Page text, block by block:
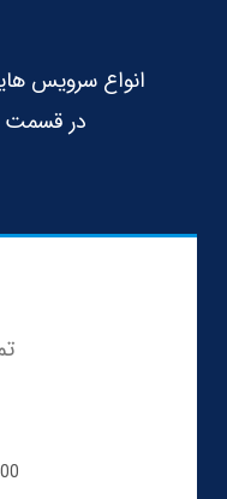
انواع سرویس
در قسمت
400